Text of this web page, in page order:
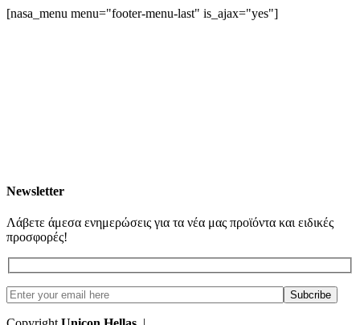
[nasa_menu menu="footer-menu-last" is_ajax="yes"]
Newsletter
Λάβετε άμεσα ενημερώσεις για τα νέα μας προϊόντα και ειδικές
προσφορές!